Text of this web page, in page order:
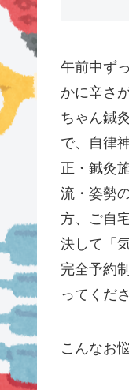
午前中ず
かに辛さ
ちゃん鍼
で、自律
正・鍼灸
流・姿勢
方、ご自
決して「
完全予約
ってくださ
こんなお